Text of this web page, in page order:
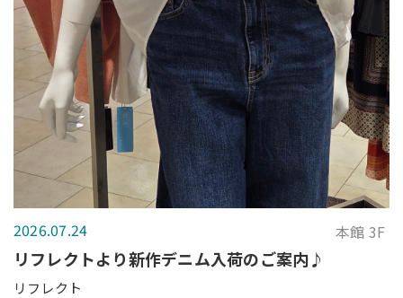
2026.07.24 本館 3F
リフレクトより新作デニム入荷のご案内♪
リフレクト